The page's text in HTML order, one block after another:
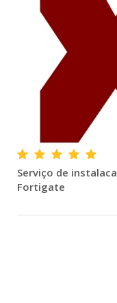
Serviço de
Fortigate